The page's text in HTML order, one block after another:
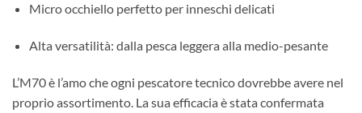
Micro occhiello perfetto per inneschi delicati
Alta versatilità: dalla pesca leggera alla medio-pesante
L’M70 è l’amo che ogni pescatore tecnico dovrebbe avere nel
proprio assortimento. La sua efficacia è stata confermata